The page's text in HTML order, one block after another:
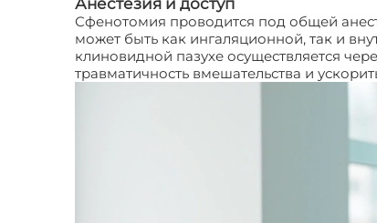
Анестезия и доступ
Сфенотомия проводится под общей
может быть как ингаляционной, так и
клиновидной пазухе осуществляется
травматичность вмешательства и